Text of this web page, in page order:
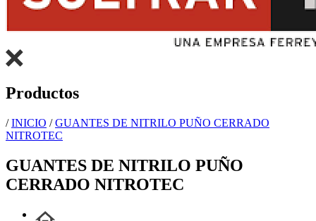
Productos
/INICIO /GUANTES DE NITRILO PUÑO CERRADO
NITROTEC
GUANTES DE NITRILO PUÑO
CERRADO NITROTEC